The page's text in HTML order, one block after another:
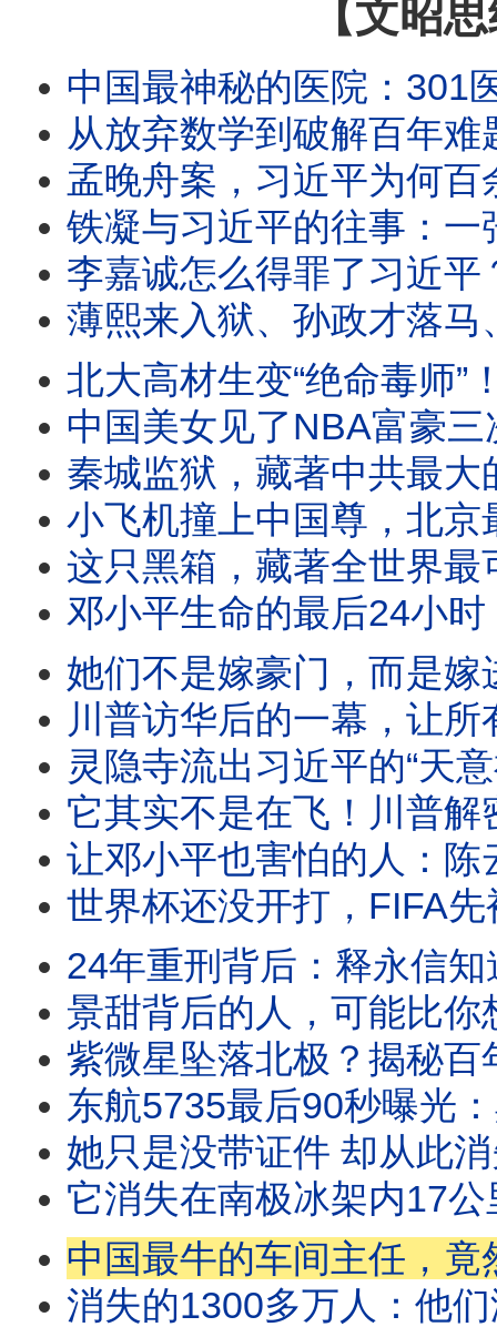
【文昭
中国最神秘的医院：301医院的南楼里，
从放弃数学到破解百年难题：王
孟晚舟案，习近平为何百余次批示
铁凝与习近平的往事：一张照片遭全网删
李嘉诚怎么得罪了习近平？从福
薄熙来入狱、孙政才落马、陈敏尔接班
北大高材生变“绝命毒师”！美国追查
中国美女见了NBA富豪三次，竟敢勒索
秦城监狱，藏著中共最
小飞机撞上中国尊，北京最严禁飞区竟被突
这只黑箱，藏著全世界
邓小平生命的最后24小时：揭开
她们不是嫁豪门，而是嫁进深渊！赵薇
川普访华后的一幕，让所有
灵隐寺流出习近平的“天意神谕”：从龙脉、
它其实不是在飞！川普解密UFO影
让邓小平也害怕的人：陈云如何
世界杯还没开打，FIFA先被查了！
24年重刑背后：释永信知道的，或
景甜背后的人，可能比你想像得更可怕，中国最神秘
紫微星坠落北极？揭秘百年国
东航5735最后90秒曝光：黑匣子外，
她只是没带证件 却从此
它消失在南极冰架内17公里，最后一刻
中国最牛的车间主任，竟然把中央政治局委员
消失的1300多万人：他们没有死于